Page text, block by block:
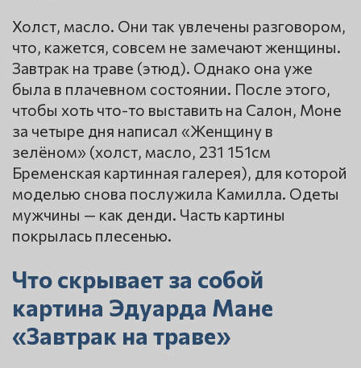
Холст, масло. Они так увлечены разговором,
что, кажется, совсем не замечают женщины.
Завтрак на траве (этюд). Однако она уже
была в плачевном состоянии. После этого,
чтобы хоть что-то выставить на Салон, Моне
за четыре дня написал «Женщину в
зелёном» (холст, масло, 231 151см
Бременская картинная галерея), для которой
моделью снова послужила Камилла. Одеты
мужчины — как денди. Часть картины
покрылась плесенью.
Что скрывает за собой
картина Эдуарда Мане
«Завтрак на траве»